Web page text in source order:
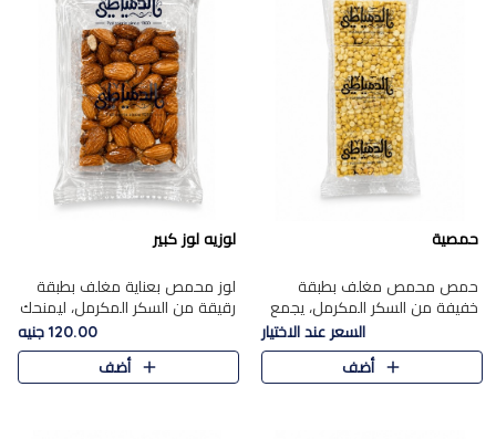
حمصية
حمص محمص مغلف بطبقة
خفيفة من السكر المكرمل، يجمع
بين القرمشة المميزة والطعم
الشرقي الأصيل في واحدة من أشهر
حلويات الموسم.
السعر عند الاختيار
أضف
لوزيه لوز كبير
لوز محمص بعناية مغلف بطبقة
رقيقة من السكر المكرمل، ليمنحك
قرمشة راقية ونكهة غنية تبرز
فخامة اللوز في كل قطعة.
120.00 جنيه
أضف